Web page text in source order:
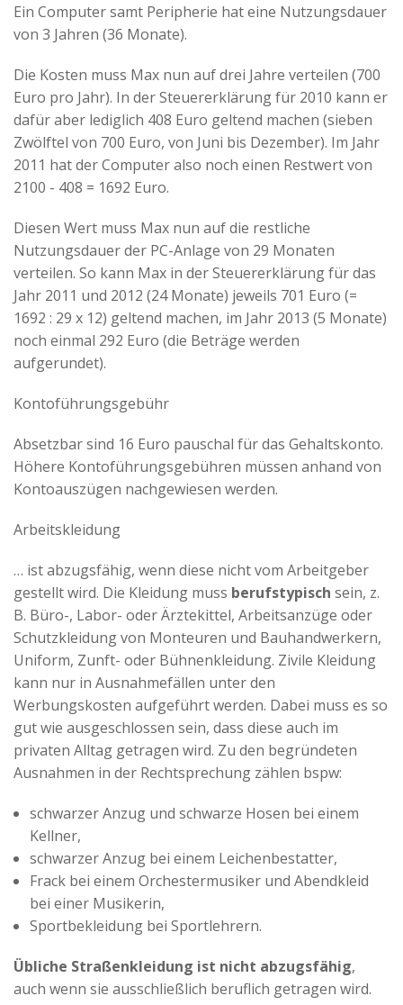
Ein Computer samt Peripherie hat eine Nutzungsdauer
von 3 Jahren (36 Monate).
Die Kosten muss Max nun auf drei Jahre verteilen (700
Euro pro Jahr). In der Steuererklärung für 2010 kann er
dafür aber lediglich 408 Euro geltend machen (sieben
Zwölftel von 700 Euro, von Juni bis Dezember). Im Jahr
2011 hat der Computer also noch einen Restwert von
2100 - 408 = 1692 Euro.
Diesen Wert muss Max nun auf die restliche
Nutzungsdauer der PC-Anlage von 29 Monaten
verteilen. So kann Max in der Steuererklärung für das
Jahr 2011 und 2012 (24 Monate) jeweils 701 Euro (=
1692 : 29 x 12) geltend machen, im Jahr 2013 (5 Monate)
noch einmal 292 Euro (die Beträge werden
aufgerundet).
Kontoführungsgebühr
Absetzbar sind 16 Euro pauschal für das Gehaltskonto.
Höhere Kontoführungsgebühren müssen anhand von
Kontoauszügen nachgewiesen werden.
Arbeitskleidung
… ist abzugsfähig, wenn diese nicht vom Arbeitgeber
gestellt wird. Die Kleidung muss berufstypisch sein, z.
B. Büro-, Labor- oder Ärztekittel, Arbeitsanzüge oder
Schutzkleidung von Monteuren und Bauhandwerkern,
Uniform, Zunft- oder Bühnenkleidung. Zivile Kleidung
kann nur in Ausnahmefällen unter den
Werbungskosten aufgeführt werden. Dabei muss es so
gut wie ausgeschlossen sein, dass diese auch im
privaten Alltag getragen wird. Zu den begründeten
Ausnahmen in der Rechtsprechung zählen bspw:
schwarzer Anzug und schwarze Hosen bei einem
Kellner,
schwarzer Anzug bei einem Leichenbestatter,
Frack bei einem Orchestermusiker und Abendkleid
bei einer Musikerin,
Sportbekleidung bei Sportlehrern.
Übliche Straßenkleidung ist nicht abzugsfähig,
auch wenn sie ausschließlich beruflich getragen wird.